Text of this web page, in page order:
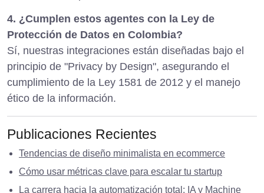
4. ¿Cumplen estos agentes con la Ley de
Protección de Datos en Colombia?
Sí, nuestras integraciones están diseñadas bajo el
principio de "Privacy by Design", asegurando el
cumplimiento de la Ley 1581 de 2012 y el manejo
ético de la información.
Publicaciones Recientes
Tendencias de diseño minimalista en ecommerce
Cómo usar métricas clave para escalar tu startup
La carrera hacia la automatización total: IA y Machine